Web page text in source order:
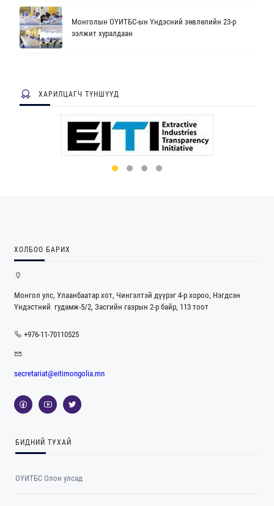
Монголын ОҮИТБС-ын Үндэсний зөвлөлийн 23-р
ээлжит хуралдаан
ХАРИЛЦАГЧ ТҮНШҮҮД
ХОЛБОО БАРИХ
Монгол улс, Улаанбаатар хот, Чингэлтэй дүүрэг 4-р хороо, Нэгдсэн
Үндэстний гудамж-5/2, Засгийн газрын 2-р байр, 113 тоот
+976-11-70110525
secretariat@eitimongolia.mn
БИДНИЙ ТУХАЙ
ОҮИТБС Олон улсад